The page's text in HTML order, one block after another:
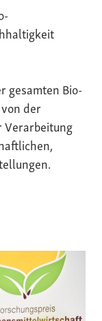
gesamten Bio-
der
Verarbeitung